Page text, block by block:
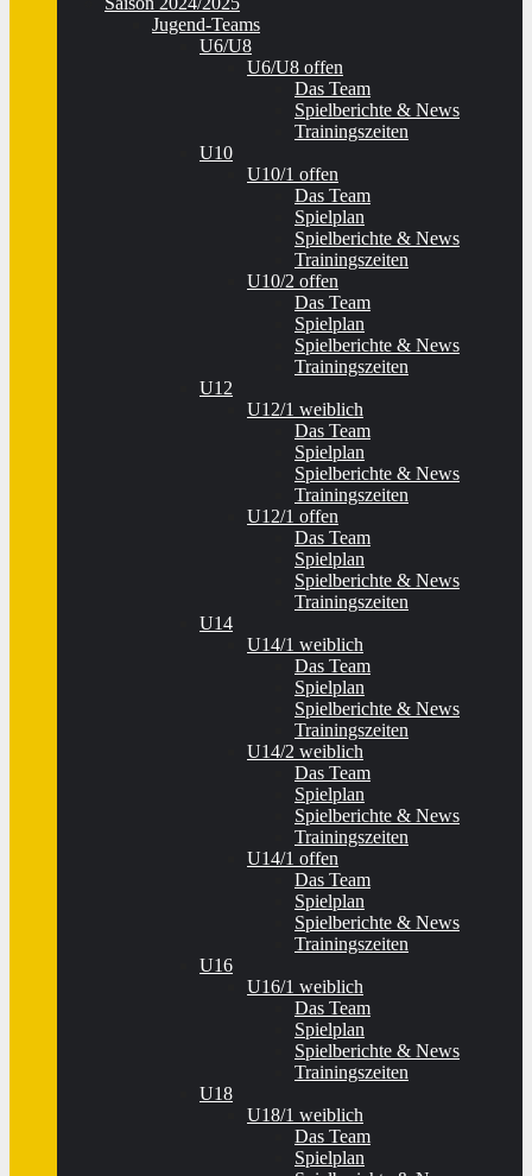
Jugend-Teams
U6/U8
U6/U8 offen
Das Team
Spielberichte & News
Trainingszeiten
U10
U10/1 offen
Das Team
Spielplan
Spielberichte & News
Trainingszeiten
U10/2 offen
Das Team
Spielplan
Spielberichte & News
Trainingszeiten
U12
U12/1 weiblich
Das Team
Spielplan
Spielberichte & News
Trainingszeiten
U12/1 offen
Das Team
Spielplan
Spielberichte & News
Trainingszeiten
U14
U14/1 weiblich
Das Team
Spielplan
Spielberichte & News
Trainingszeiten
U14/2 weiblich
Das Team
Spielplan
Spielberichte & News
Trainingszeiten
U14/1 offen
Das Team
Spielplan
Spielberichte & News
Trainingszeiten
U16
U16/1 weiblich
Das Team
Spielplan
Spielberichte & News
Trainingszeiten
U18
U18/1 weiblich
Das Team
Spielplan